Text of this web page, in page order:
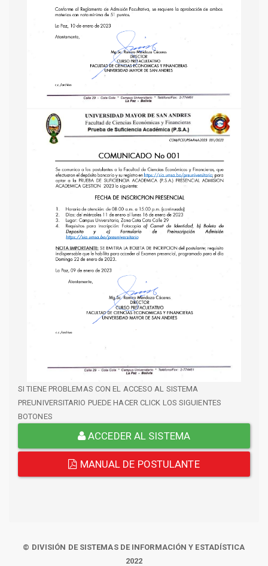
SI TIENE PROBLEMAS CON EL ACCESO AL SISTEMA
PREUNIVERSITARIO PUEDE HACER CLICK LOS SIGUIENTES
BOTONES
ACCEDER AL SISTEMA
MANUAL DE POSTULANTE
© DIVISIÓN DE SISTEMAS DE INFORMACIÓN Y ESTADÍSTICA
2022